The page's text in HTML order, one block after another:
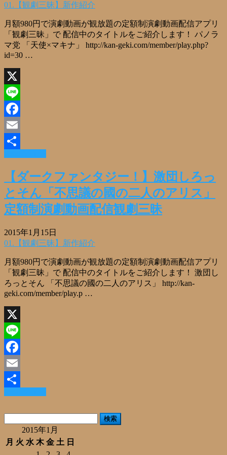
01.【観劇三昧】新作紹介
月額980円で演劇動画が観放題の定額制演劇動画配信アプリ
「観劇三昧」で 配信中のタイトルをご紹介します！ パノラ
マ党 「天使×マキナ」 http://kan-geki.com/member/play.php?
id=30 …
X
Line
Facebook
Email
共
【ダークファンタジー！】激団しろっ
とそん「不思議の國の二人のアリス」
定額制演劇動画配信観劇三昧
2015年1月15日
01.【観劇三昧】新作紹介
月額980円で演劇動画が観放題の定額制演劇動画配信アプリ
「観劇三昧」で 配信中のタイトルをご紹介します！ 激団し
ろっとそん 「不思議の國の二人のアリス」 http://kan-
geki.com/member/play.p …
X
Line
Facebook
Email
共
有
2015年1月
月 火 水 木 金 土 日